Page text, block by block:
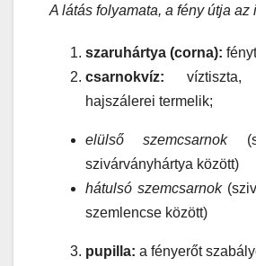
A látás folyamata, a fény útja az
szaruhártya (corna):
csarnokvíz: víztiszta,
hajszálerei termelik;
elülső szemcsarnok
szivárványhártya között)
hátulsó szemcsarnok
szemlencse között)
pupilla: a fényerőt